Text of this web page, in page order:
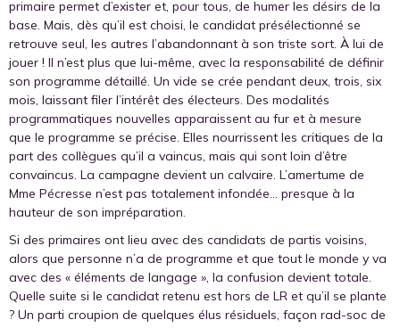
primaire permet d’exister et, pour tous, de humer les désirs de la
base. Mais, dès qu’il est choisi, le candidat présélectionné se
retrouve seul, les autres l’abandonnant à son triste sort. À lui de
jouer ! Il n’est plus que lui-même, avec la responsabilité de définir
son programme détaillé. Un vide se crée pendant deux, trois, six
mois, laissant filer l’intérêt des électeurs. Des modalités
programmatiques nouvelles apparaissent au fur et à mesure
que le programme se précise. Elles nourrissent les critiques de la
part des collègues qu’il a vaincus, mais qui sont loin d’être
convaincus. La campagne devient un calvaire. L’amertume de
Mme Pécresse n’est pas totalement infondée… presque à la
hauteur de son impréparation.
Si des primaires ont lieu avec des candidats de partis voisins,
alors que personne n’a de programme et que tout le monde y va
avec des « éléments de langage », la confusion devient totale.
Quelle suite si le candidat retenu est hors de LR et qu’il se plante
? Un parti croupion de quelques élus résiduels, façon rad-soc de